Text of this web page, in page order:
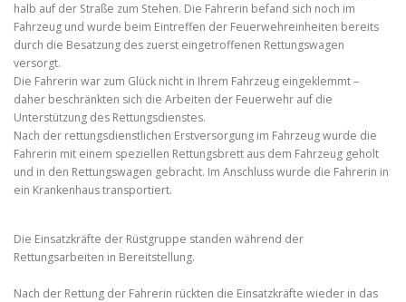
halb auf der Straße zum Stehen. Die Fahrerin befand sich noch im
Fahrzeug und wurde beim Eintreffen der Feuerwehreinheiten bereits
durch die Besatzung des zuerst eingetroffenen Rettungswagen
versorgt.
Die Fahrerin war zum Glück nicht in Ihrem Fahrzeug eingeklemmt –
daher beschränkten sich die Arbeiten der Feuerwehr auf die
Unterstützung des Rettungsdienstes.
Nach der rettungsdienstlichen Erstversorgung im Fahrzeug wurde die
Fahrerin mit einem speziellen Rettungsbrett aus dem Fahrzeug geholt
und in den Rettungswagen gebracht. Im Anschluss wurde die Fahrerin in
ein Krankenhaus transportiert.
Die Einsatzkräfte der Rüstgruppe standen während der
Rettungsarbeiten in Bereitstellung.
Nach der Rettung der Fahrerin rückten die Einsatzkräfte wieder in das